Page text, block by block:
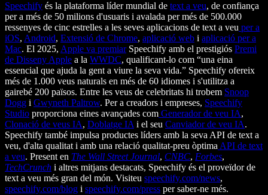
Speechify és la plataforma líder mundial de text a veu, de confiança
per a més de 50 milions d'usuaris i avalada per més de 500.000
ressenyes de cinc estrelles a les seves aplicacions de text a veu per a
iOS, Android, Extensió de Chrome, aplicació web i aplicació per a
Mac. El 2025, Apple va premiarSpeechify amb el prestigiós Premi
de Disseny Apple a la WWDC, qualificant-lo com “una eina
essencial que ajuda la gent a viure la seva vida.” Speechify ofereix
més de 1.000 veus naturals en més de 60 idiomes i s'utilitza a
gairebé 200 països. Entre les veus de celebritats hi trobem Snoop
Dogg i Gwyneth Paltrow. Per a creadors i empreses, Speechify
Studio proporciona eines avançades com Generador de veu IA,
Clonació de veus IA, Doblatge IA i el seu Canviador de veu IA.
Speechify també impulsa productes líders amb la seva API de text a
veu, d'alta qualitat i amb una relació qualitat-preu òptima API de text
a veu. Present en The Wall Street Journal, CNBC, Forbes,
TechCrunch i altres mitjans destacats, Speechify és el proveïdor de
text a veu més gran del món. Visiteu speechify.com/news,
speechify.com/blog i speechify.com/press per saber-ne més.